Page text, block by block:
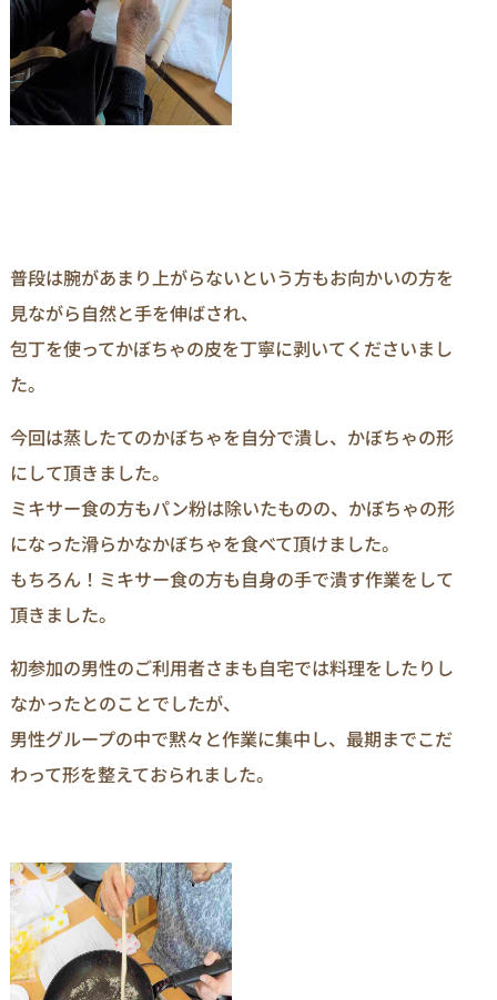
普段は腕があまり上がらないという方もお向かいの方を
見ながら自然と手を伸ばされ、
包丁を使ってかぼちゃの皮を丁寧に剥いてくださいまし
た。
今回は蒸したてのかぼちゃを自分で潰し、かぼちゃの形
にして頂きました。
ミキサー食の方もパン粉は除いたものの、かぼちゃの形
になった滑らかなかぼちゃを食べて頂けました。
もちろん！ミキサー食の方も自身の手で潰す作業をして
頂きました。
初参加の男性のご利用者さまも自宅では料理をしたりし
なかったとのことでしたが、
男性グループの中で黙々と作業に集中し、最期までこだ
わって形を整えておられました。